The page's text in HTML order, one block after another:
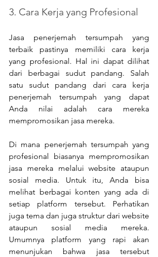
3. Cara Kerja yang Profesional
Jasa penerjemah tersumpah yang
terbaik pastinya memiliki cara kerja
yang profesional. Hal ini dapat dilihat
dari berbagai sudut pandang. Salah
satu sudut pandang dari cara kerja
penerjemah tersumpah yang dapat
Anda nilai adalah cara mereka
mempromosikan jasa mereka.
Di mana penerjemah tersumpah yang
profesional biasanya mempromosikan
jasa mereka melalui website ataupun
sosial media. Untuk itu, Anda bisa
melihat berbagai konten yang ada di
setiap platform tersebut. Perhatikan
juga tema dan juga struktur dari website
ataupun sosial media mereka.
Umumnya platform yang rapi akan
menunjukan bahwa jasa tersebut